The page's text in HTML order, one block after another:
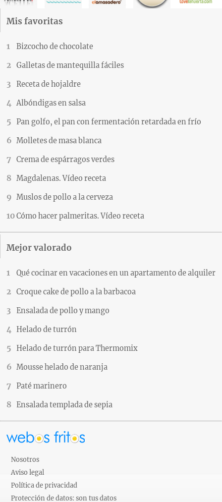
Mis favoritas
Bizcocho de chocolate
Galletas de mantequilla fáciles
Receta de hojaldre
Albóndigas en salsa
Pan golfo, el pan con fermentación retardada en frío
Molletes de masa blanca
Crema de espárragos verdes
Magdalenas. Vídeo receta
Muslos de pollo a la cerveza
Cómo hacer palmeritas. Vídeo receta
Mejor valorado
Qué cocinar en vacaciones en un apartamento de alquiler
Croque cake de pollo a la barbacoa
Ensalada de pollo y mango
Helado de turrón
Helado de turrón para Thermomix
Mousse helado de naranja
Paté marinero
Ensalada templada de sepia
Nosotros
Aviso legal
Política de privacidad
Protección de datos: son tus datos